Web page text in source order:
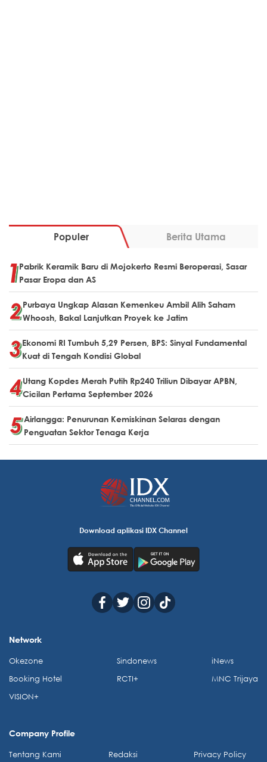
Populer Berita Utama
Pabrik Keramik Baru di Mojokerto Resmi Beroperasi, Sasar
Pasar Eropa dan AS
Purbaya Ungkap Alasan Kemenkeu Ambil Alih Saham
Whoosh, Bakal Lanjutkan Proyek ke Jatim
Ekonomi RI Tumbuh 5,29 Persen, BPS: Sinyal Fundamental
Kuat di Tengah Kondisi Global
Utang Kopdes Merah Putih Rp240 Triliun Dibayar APBN,
Cicilan Pertama September 2026
Airlangga: Penurunan Kemiskinan Selaras dengan
Penguatan Sektor Tenaga Kerja
Download aplikasi IDX Channel
Network
Okezone
Booking Hotel
VISION+
Sindonews
RCTI+
iNews
MNC Trijaya
Company Profile
Tentang Kami Redaksi Privacy Policy